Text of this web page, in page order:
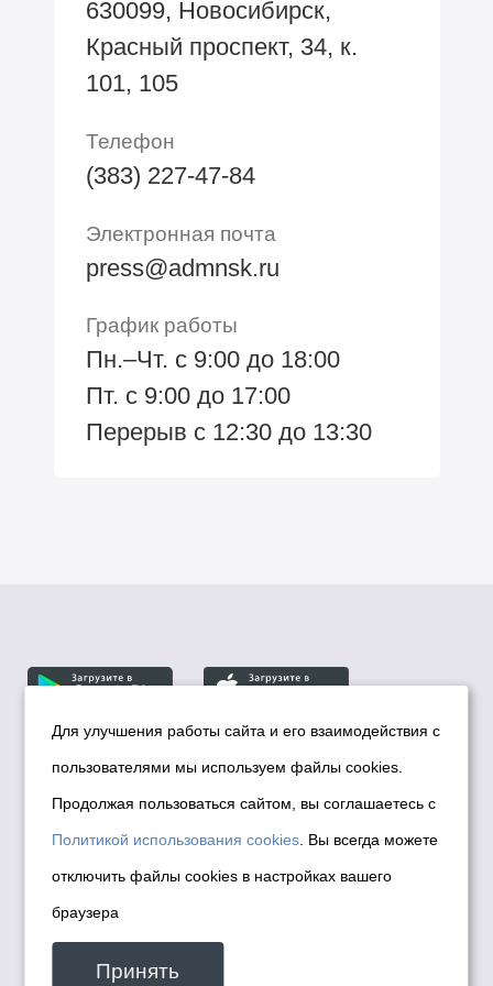
630099, Новосибирск,
Красный проспект, 34, к.
101, 105
Телефон
(383) 227-47-84
Электронная почта
press@admnsk.ru
График работы
Пн.–Чт. с 9:00 до 18:00
Пт. с 9:00 до 17:00
Перерыв с 12:30 до 13:30
© Департамент информационной политики мэрии
города Новосибирска, 2026
Политика использования Cookies
Политика по обработке персональных
данных в информационных системах
мэрии города Новосибирска
Техническая поддержка сайта -
malinchukvl@mail.ru
Для улучшения работы сайта и его взаимодействия с
пользователями мы используем файлы cookies.
Продолжая пользоваться сайтом, вы соглашаетесь с
Политикой использования cookies . Вы всегда можете
отключить файлы cookies в настройках вашего
браузера
Принять